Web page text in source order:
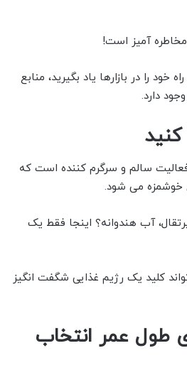
مخاطره آمیز است!
خود را در بازارها یاد بگیرید، منابع
دارد.
سالم و سرگرم کننده است که
خوشمزه می شود.
آب هندوانه؟ اینجا فقط یک
کلید یک رژیم غذایی شگفت انگیز
طول عمر انتخاب